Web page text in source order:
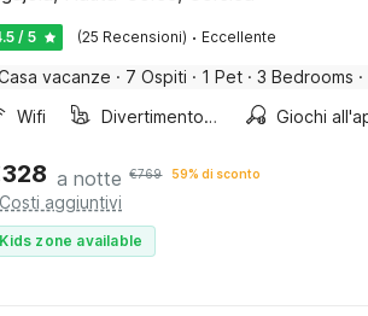
/ 5 (25 Recensioni) · Eccellente
vacanze · 7 Ospiti · 1 Pet · 3 Bedrooms ·
Wifi
Divertimento per bambini
328 a notte €769 59% di sconto
Costi aggiuntivi
Kids zone available